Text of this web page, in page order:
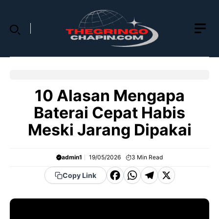
content
10 Alasan Mengapa
Baterai Cepat Habis
Meski Jarang Dipakai
admin1 19/05/2026 3 Min Read
Copy Link
F WT X